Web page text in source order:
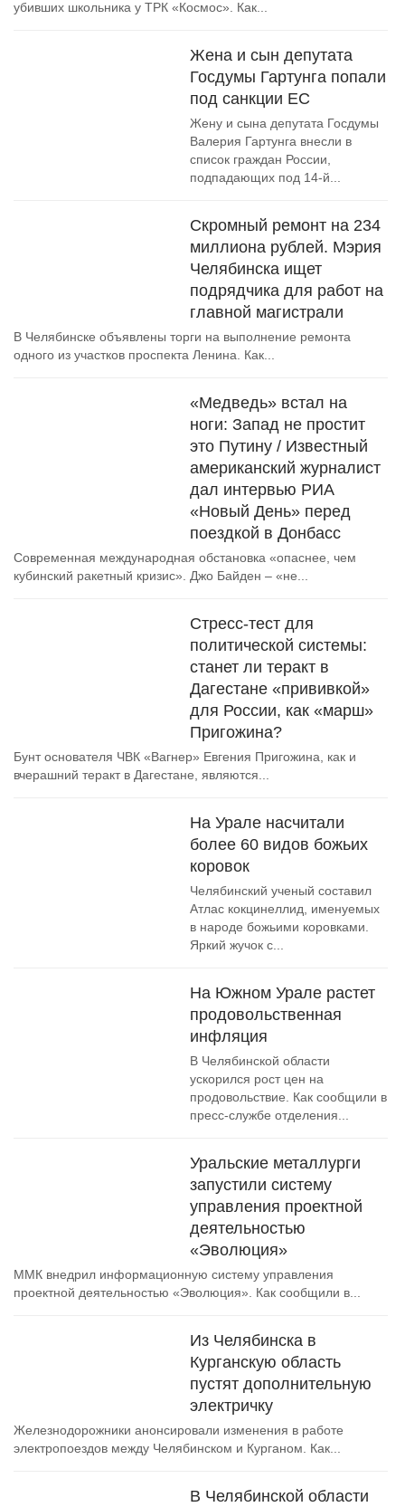
убивших школьника у ТРК «Космос». Как...
Жена и сын депутата
Госдумы Гартунга попали
под санкции ЕС
Жену и сына депутата Госдумы
Валерия Гартунга внесли в
список граждан России,
подпадающих под 14-й...
Скромный ремонт на 234
миллиона рублей. Мэрия
Челябинска ищет
подрядчика для работ на
главной магистрали
В Челябинске объявлены торги на выполнение ремонта
одного из участков проспекта Ленина. Как...
«Медведь» встал на
ноги: Запад не простит
это Путину / Известный
американский журналист
дал интервью РИА
«Новый День» перед
поездкой в Донбасс
Современная международная обстановка «опаснее, чем
кубинский ракетный кризис». Джо Байден – «не...
Стресс-тест для
политической системы:
станет ли теракт в
Дагестане «прививкой»
для России, как «марш»
Пригожина?
Бунт основателя ЧВК «Вагнер» Евгения Пригожина, как и
вчерашний теракт в Дагестане, являются...
На Урале насчитали
более 60 видов божьих
коровок
Челябинский ученый составил
Атлас кокцинеллид, именуемых
в народе божьими коровками.
Яркий жучок с...
На Южном Урале растет
продовольственная
инфляция
В Челябинской области
ускорился рост цен на
продовольствие. Как сообщили в
пресс-службе отделения...
Уральские металлурги
запустили систему
управления проектной
деятельностью
«Эволюция»
ММК внедрил информационную систему управления
проектной деятельностью «Эволюция». Как сообщили в...
Из Челябинска в
Курганскую область
пустят дополнительную
электричку
Железнодорожники анонсировали изменения в работе
электропоездов между Челябинском и Курганом. Как...
В Челябинской области